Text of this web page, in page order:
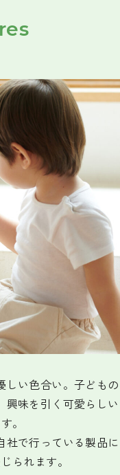
しい色合い。子どもの
興味を引く可愛らしい
。
社で行っている製品に
られます。